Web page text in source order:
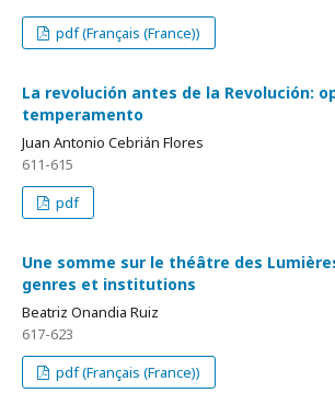
pdf (Français (France))
La revolución antes de la Revolución:
temperamento
Juan Antonio Cebrián Flores
611-615
pdf
Une somme sur le théâtre des
genres et institutions
Beatriz Onandia Ruiz
617-623
pdf (Français (France))